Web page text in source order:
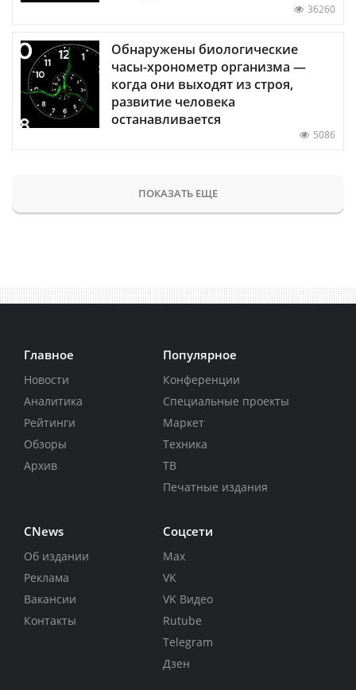
36260
Обнаружены биологические
часы-хронометр организма —
когда они выходят из строя,
развитие человека
останавливается
5086
ПОКАЗАТЬ ЕЩЕ
Главное
Новости
Аналитика
Рейтинги
Обзоры
Архив
Популярное
Конференции
Специальные проекты
Маркет
Техника
ТВ
Печатные издания
CNews
Об издании
Реклама
Вакансии
Контакты
Соцсети
Max
VK
VK Видео
Rutube
Telegram
Дзен